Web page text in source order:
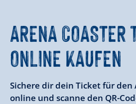
ARENA COASTER
ONLINE KAUFEN
Sichere dir dein Ticket für den
online und scanne den QR-